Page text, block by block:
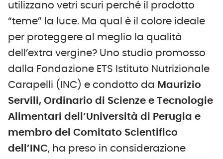
utilizzano vetri scuri perché il prodotto
“teme” la luce. Ma qual è il colore ideale
per proteggere al meglio la qualità
dell’extra vergine? Uno studio promosso
dalla Fondazione ETS Istituto Nutrizionale
Carapelli (INC) e condotto da Maurizio
Servili, Ordinario di Scienze e Tecnologie
Alimentari dell’Università di Perugia e
membro del Comitato Scientifico
dell’INC, ha preso in considerazione